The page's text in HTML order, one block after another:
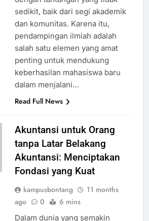
sedikit, baik dari segí akademik
dan komunitas. Karena itu,
pendampingan ilmiah adalah
salah satu elemen yang amat
penting untuk mendukung
keberhasilan mahasiswa baru
dalam menjalani…
Read Full News
Akuntansi untuk Orang
tanpa Latar Belakang
Akuntansi: Menciptakan
Fondasi yang Kuat
kampusbontang
11 months
ago
0 6 mins
Dalam dunia yang semakin